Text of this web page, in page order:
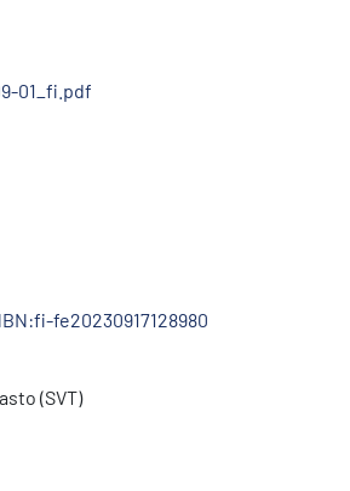
01_fi.pdf
fe20230917128980
(SVT)